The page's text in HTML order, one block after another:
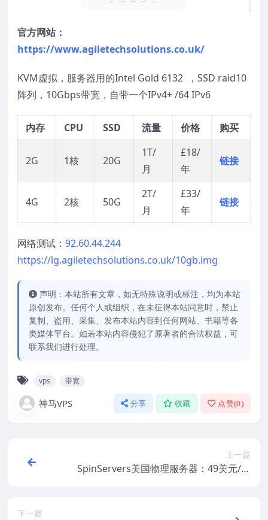
官方网站：
https://www.agiletechsolutions.co.uk/
KVM虚拟，服务器用的Intel Gold 6132 ，SSD raid10
阵列，10Gbps带宽，自带一个IPv4+ /64 IPv6
内存 CPU SSD 流量 价格 购买
2G 1核 20G
1T/
月
£18/
年
链接
4G 2核 50G
2T/
月
£33/
年
链接
网络测试： 92.60.44.244
https://lg.agiletechsolutions.co.uk/10gb.img
声明：本站所有文章，如无特殊说明或标注，均为本站
原创发布。任何个人或组织，在未征得本站同意时，禁止
复制、盗用、采集、发布本站内容到任何网站、书籍等各
类媒体平台。如若本站内容侵犯了原著者的合法权益，可
联系我们进行处理。
vps 带宽
神马VPS 分享 收藏 点赞(0)
上一篇
SpinServers美国物理服务器：49美元/月
下一篇